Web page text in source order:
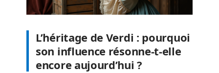
L’héritage de Verdi : pourquoi
son influence résonne-t-elle
encore aujourd’hui ?